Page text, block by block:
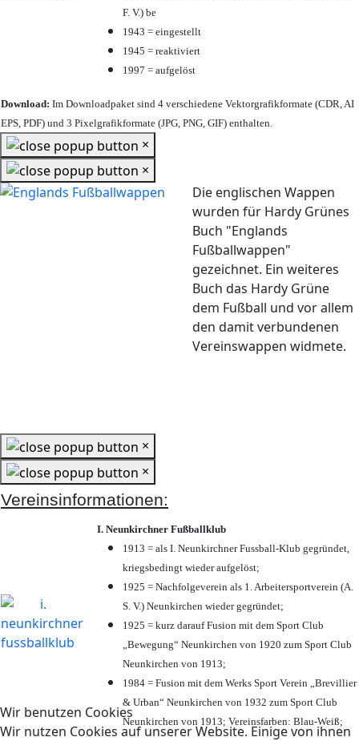
Wir benutzen Cookies
Wir nutzen Cookies auf unserer Website. Einige von ihnen
F. V.) be
1943 = eingestellt
1945 = reaktiviert
1997 = aufgelöst
Download: Im Downloadpaket sind 4 verschiedene Vektorgrafikformate (CDR, AI
EPS, PDF) und 3 Pixelgrafikformate (JPG, PNG, GIF) enthalten.
×
×
Die englischen Wappen
wurden für Hardy Grünes
Buch "Englands
Fußballwappen"
gezeichnet. Ein weiteres
Buch das Hardy Grüne
dem Fußball und vor allem
den damit verbundenen
Vereinswappen widmete.
×
×
Vereinsinformationen:
I. Neunkirchner Fußballklub
1913 = als I. Neunkirchner Fussball-Klub gegründet,
kriegsbedingt wieder aufgelöst;
1925 = Nachfolgeverein als 1. Arbeitersportverein (A.
S. V.) Neunkirchen wieder gegründet;
1925 = kurz darauf Fusion mit dem Sport Club
„Bewegung“ Neunkirchen von 1920 zum Sport Club
Neunkirchen von 1913;
1984 = Fusion mit dem Werks Sport Verein „Brevillier
& Urban“ Neunkirchen von 1932 zum Sport Club
Neunkirchen von 1913; Vereinsfarben: Blau-Weiß;